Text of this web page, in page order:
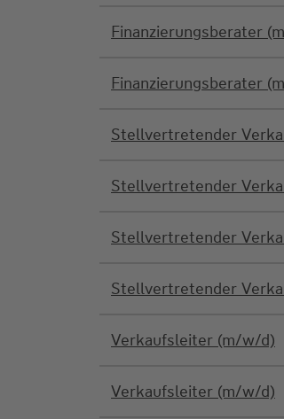
Finanzierungsberater
Finanzierungsberater
Stellvertretender
Stellvertretender
Stellvertretender
Stellvertretender
Verkaufsleiter (m/w/d)
Verkaufsleiter (m/w/d)